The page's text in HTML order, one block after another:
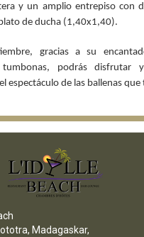
y un amplio entrepiso con
de ducha (1,40x1,40).
gracias a su
podrás disfrutar
espectáculo de las ballenas que
Madagaskar,